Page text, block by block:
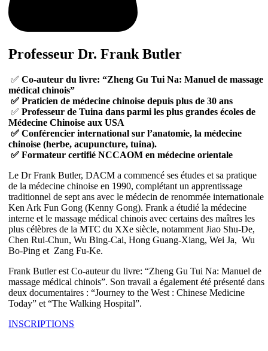
Professeur Dr. Frank Butler
✅Co-auteur du livre: “Zheng Gu Tui Na: Manuel de massage
médical chinois”
✅ Praticien de médecine chinoise depuis plus de 30 ans
✅Professeur de Tuina dans parmi les plus grandes écoles de
Médecine Chinoise aux USA
✅ Conférencier international sur l’anatomie, la médecine
chinoise (herbe, acupuncture, tuina).
✅ Formateur certifié NCCAOM en médecine orientale
Le Dr Frank Butler, DACM a commencé ses études et sa pratique
de la médecine chinoise en 1990, complétant un apprentissage
traditionnel de sept ans avec le médecin de renommée internationale
Ken Ark Fun Gong (Kenny Gong). Frank a étudié la médecine
interne et le massage médical chinois avec certains des maîtres les
plus célèbres de la MTC du XXe siècle, notamment Jiao Shu-De,
Chen Rui-Chun, Wu Bing-Cai, Hong Guang-Xiang, Wei Ja, Wu
Bo-Ping et Zang Fu-Ke.
Frank Butler est Co-auteur du livre: “Zheng Gu Tui Na: Manuel de
massage médical chinois”. Son travail a également été présenté dans
deux documentaires : “Journey to the West : Chinese Medicine
Today” et “The Walking Hospital”.
INSCRIPTIONS